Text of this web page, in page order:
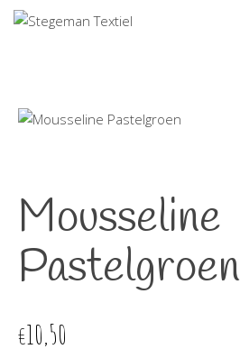
Mousseline
Pastelgroen
€10,50